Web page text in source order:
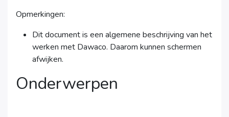
Opmerkingen:
Dit document is een algemene beschrijving van het
werken met Dawaco. Daarom kunnen schermen
afwijken.
Onderwerpen